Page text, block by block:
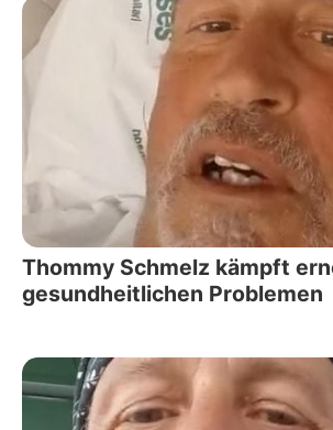
Thommy Schmelz kämpft
gesundheitlichen Problemen